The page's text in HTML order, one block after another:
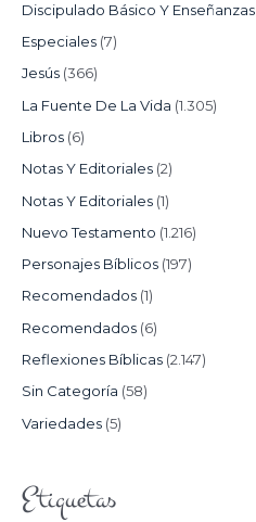
Discipulado Básico Y Enseñanzas
Especiales (7)
Jesús (366)
La Fuente De La Vida (1.305)
Libros (6)
Notas Y Editoriales (2)
Notas Y Editoriales (1)
Nuevo Testamento (1.216)
Personajes Bíblicos (197)
Recomendados (1)
Recomendados (6)
Reflexiones Bíblicas (2.147)
Sin Categoría (58)
Variedades (5)
Etiquetas